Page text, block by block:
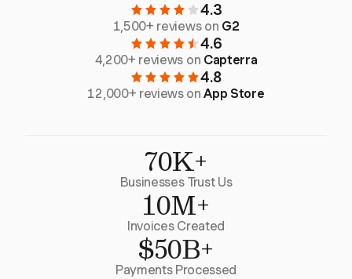
4.3
1,500+ reviews on G2
4.6
4,200+ reviews on Capterra
4.8
12,000+ reviews onApp Store
70K+
Businesses Trust Us
10M+
Invoices Created
$50B+
Payments Processed